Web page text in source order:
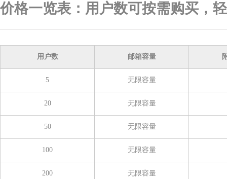
价格一览表：用户数可按需购买，
用户数 邮箱容量
5 无限容量
20 无限容量
50 无限容量
100 无限容量
200 无限容量